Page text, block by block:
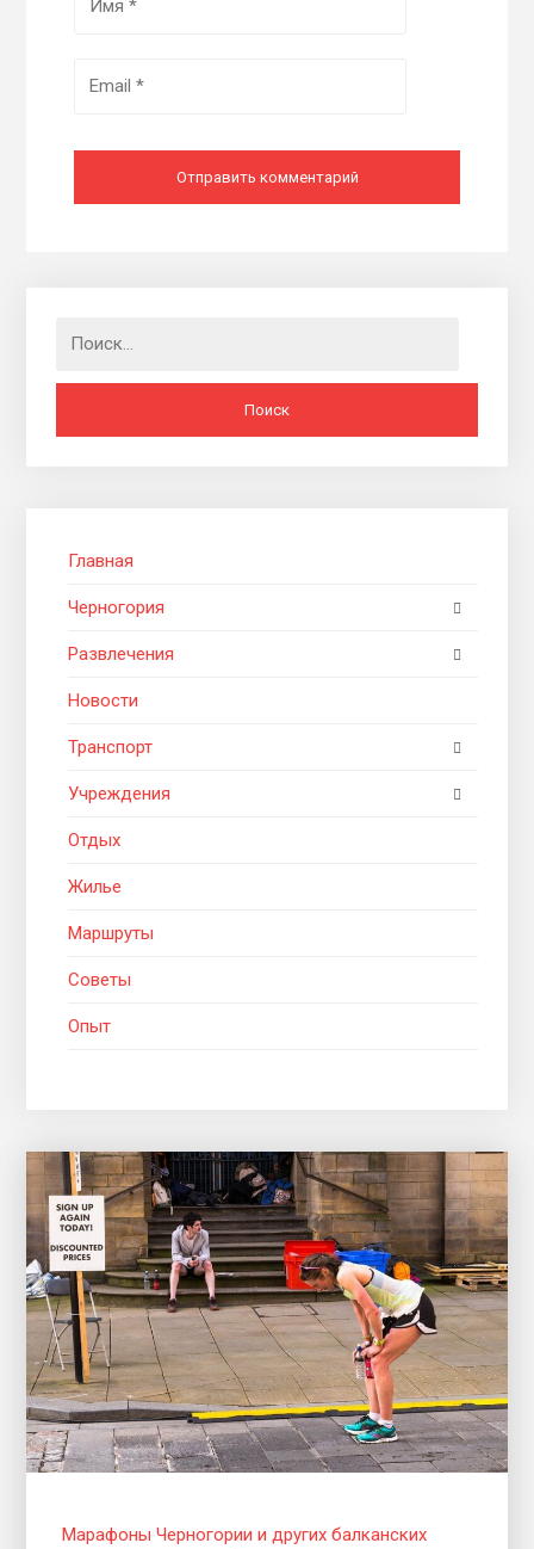
Главная
Черногория
Развлечения
Новости
Транспорт
Учреждения
Отдых
Жилье
Маршруты
Советы
Опыт
Марафоны Черногории и других балканских